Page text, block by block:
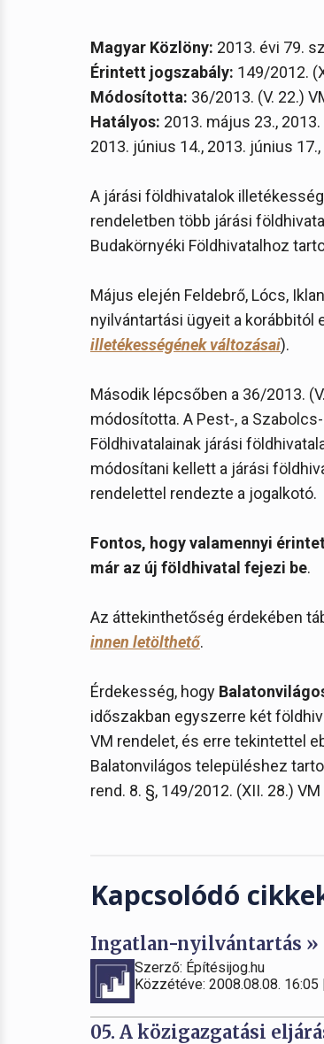
Magyar Közlöny: 2013. évi 79.
Érintett jogszabály: 149/2012.
Módosította: 36/2013. (V. 22.)
Hatályos: 2013. május 23.,
2013. június 14., 2013. június
A járási földhivatalok
rendeletben több járási
Budakörnyéki Földhivatalhoz
Május elején Feldebrő, Lócs,
nyilvántartási ügyeit a korábbitól
illetékességének változásai).
Második lépcsőben a 36/2013.
módosította. A Pest-, a
Földhivatalainak járási
módosítani kellett a járási
rendelettel rendezte a jogalkotó.
Fontos, hogy valamennyi
már az új földhivatal fejezi be.
Az áttekinthetőség érdekében
innen letölthető.
Érdekesség, hogy
időszakban egyszerre két
VM rendelet, és erre tekintettel
Balatonvilágos településhez
rend. 8. §, 149/2012. (XII. 28.)
Kapcsolódó
Ingatlan-nyilvántartás »
Szerző: Építésijog.hu
Közzétéve: 2008.08.08.
05. A közigazgatási